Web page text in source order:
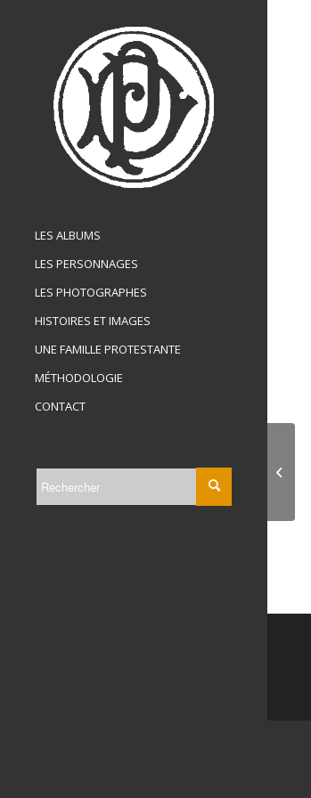
LES ALBUMS
LES PERSONNAGES
LES PHOTOGRAPHES
HISTOIRES ET IMAGES
UNE FAMILLE PROTESTANTE
MÉTHODOLOGIE
CONTACT